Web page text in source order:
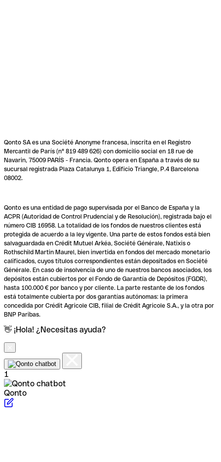
Qonto SA es una Société Anonyme francesa, inscrita en el Registro
Mercantil de París (n° 819 489 626) con domicilio social en 18 rue de
Navarin, 75009 PARÍS - Francia. Qonto opera en España a través de su
sucursal registrada Plaza Catalunya 1, Edificio Triangle, P.4 Barcelona
08002.
Qonto es una entidad de pago supervisada por el Banco de España y la
ACPR (Autoridad de Control Prudencial y de Resolución), registrada bajo el
número CIB 16958. La totalidad de los fondos de nuestros clientes está
protegida de acuerdo a la ley vigente. Una parte de estos fondos está bien
salvaguardada en Crédit Mutuel Arkéa, Société Générale, Natixis o
Rothschild Martin Maurel, bien invertida en fondos del mercado monetario
calificados, cuyos títulos correspondientes están depositados en Société
Générale. En caso de insolvencia de uno de nuestros bancos asociados, los
depósitos están cubiertos por el Fondo de Garantía de Depósitos (FGDR),
hasta 100.000 € por banco y por cliente. La parte restante de los fondos
está totalmente cubierta por dos garantías autónomas: la primera
concedida por Crédit Agricole CIB, filial de Crédit Agricole S.A., y la otra por
BNP Paribas.
👋 ¡Hola! ¿Necesitas ayuda?
1
Qonto